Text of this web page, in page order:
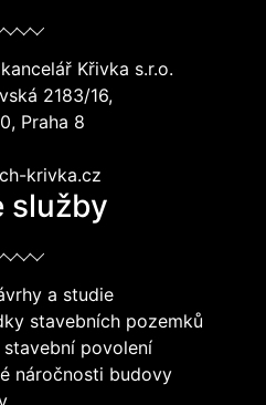
Křivka s.r.o.
2183/16,
Praha 8
krivka.cz
služby
a studie
stavebních pozemků
povolení
náročnosti budovy